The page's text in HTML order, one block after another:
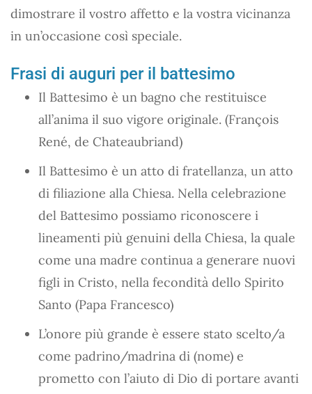
dimostrare il vostro affetto e la vostra vicinanza
in un’occasione così speciale.
Frasi di auguri per il battesimo
Il Battesimo è un bagno che restituisce
all’anima il suo vigore originale. (François
René, de Chateaubriand)
Il Battesimo è un atto di fratellanza, un atto
di filiazione alla Chiesa. Nella celebrazione
del Battesimo possiamo riconoscere i
lineamenti più genuini della Chiesa, la quale
come una madre continua a generare nuovi
figli in Cristo, nella fecondità dello Spirito
Santo (Papa Francesco)
L’onore più grande è essere stato scelto/a
come padrino/madrina di (nome) e
prometto con l’aiuto di Dio di portare avanti